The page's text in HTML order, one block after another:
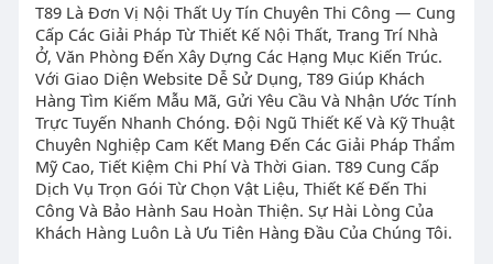
T89 Là Đơn Vị Nội Thất Uy Tín Chuyên Thi Công — Cung
Cấp Các Giải Pháp Từ Thiết Kế Nội Thất, Trang Trí Nhà
Ở, Văn Phòng Đến Xây Dựng Các Hạng Mục Kiến Trúc.
Với Giao Diện Website Dễ Sử Dụng, T89 Giúp Khách
Hàng Tìm Kiếm Mẫu Mã, Gửi Yêu Cầu Và Nhận Ước Tính
Trực Tuyến Nhanh Chóng. Đội Ngũ Thiết Kế Và Kỹ Thuật
Chuyên Nghiệp Cam Kết Mang Đến Các Giải Pháp Thẩm
Mỹ Cao, Tiết Kiệm Chi Phí Và Thời Gian. T89 Cung Cấp
Dịch Vụ Trọn Gói Từ Chọn Vật Liệu, Thiết Kế Đến Thi
Công Và Bảo Hành Sau Hoàn Thiện. Sự Hài Lòng Của
Khách Hàng Luôn Là Ưu Tiên Hàng Đầu Của Chúng Tôi.